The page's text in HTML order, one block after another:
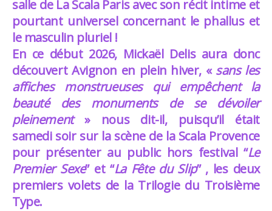
salle de La Scala Paris avec son récit intime et
pourtant universel concernant le phallus et
le masculin pluriel !
En ce début 2026, Mickaël Delis aura donc
découvert Avignon en plein hiver, « sans les
affiches monstrueuses qui empêchent la
beauté des monuments de se dévoiler
pleinement» nous dit-il, puisqu’il était
samedi soir sur la scène de la Scala Provence
pour présenter au public hors festival “Le
Premier Sexe” et “La Fête du Slip” , les deux
premiers volets de la Trilogie du Troisième
Type.